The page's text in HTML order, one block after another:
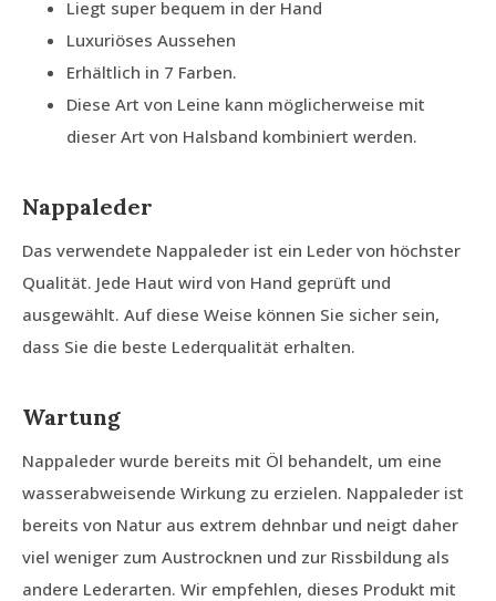
Liegt super bequem in der Hand
Luxuriöses Aussehen
Erhältlich in 7 Farben.
Diese Art von Leine kann möglicherweise mit
dieser Art von Halsband kombiniert werden.
Nappaleder
Das verwendete Nappaleder ist ein Leder von höchster
Qualität. Jede Haut wird von Hand geprüft und
ausgewählt. Auf diese Weise können Sie sicher sein,
dass Sie die beste Lederqualität erhalten.
Wartung
Nappaleder wurde bereits mit Öl behandelt, um eine
wasserabweisende Wirkung zu erzielen. Nappaleder ist
bereits von Natur aus extrem dehnbar und neigt daher
viel weniger zum Austrocknen und zur Rissbildung als
andere Lederarten. Wir empfehlen, dieses Produkt mit